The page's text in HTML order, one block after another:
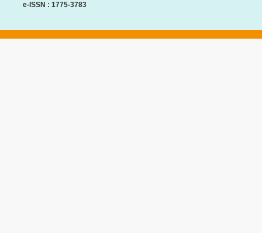
e-ISSN : 1775-3783